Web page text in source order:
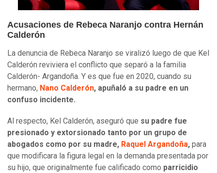
Acusaciones de Rebeca Naranjo contra Hernán
Calderón
La denuncia de Rebeca Naranjo se viralizó luego de que Kel
Calderón reviviera el conflicto que separó a la familia
Calderón- Argandoña. Y es que fue en 2020, cuando su
hermano, Nano Calderón, apuñaló a su padre en un
confuso incidente.
Al respecto, Kel Calderón, aseguró que su padre fue
presionado y extorsionado tanto por un grupo de
abogados como por su madre, Raquel Argandoña, para
que modificara la figura legal en la demanda presentada por
su hijo, que originalmente fue calificado como parricidio